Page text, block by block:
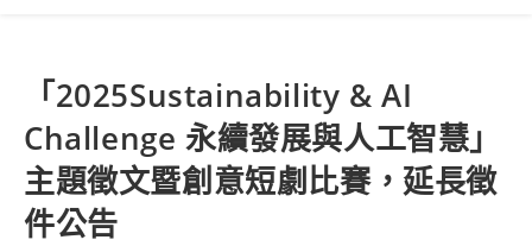
「2025Sustainability & AI
Challenge 永續發展與人工智慧」
主題徵文暨創意短劇比賽，延長徵
件公告